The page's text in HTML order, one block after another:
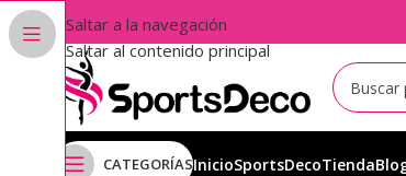
Saltar a la navegación
Saltar al contenido principal
CATEGORÍASInicioSportsDecoTienda